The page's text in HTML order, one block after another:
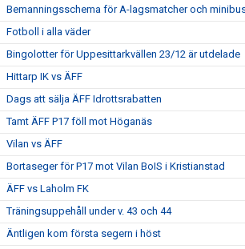
Bemanningsschema för A-lagsmatcher och
Fotboll i alla väder
Bingolotter för Uppesittarkvällen 23/12 är utdelade
Hittarp IK vs ÄFF
Dags att sälja ÄFF Idrottsrabatten
Tamt ÄFF P17 föll mot Höganäs
Vilan vs ÄFF
Bortaseger för P17 mot Vilan BoIS i Kristianstad
ÄFF vs Laholm FK
Träningsuppehåll under v. 43 och 44
Äntligen kom första segern i höst